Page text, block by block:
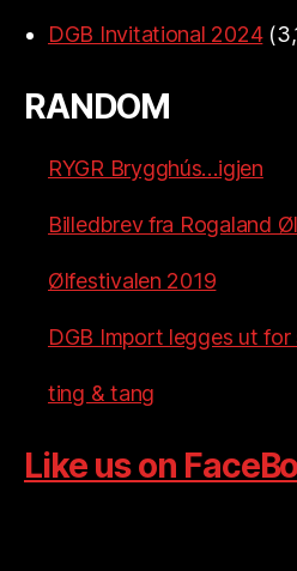
DGB Invitational 2024
RANDOM
RYGR Brygghús…igjen
Billedbrev fra Rogaland
Ølfestivalen 2019
DGB Import legges ut for
ting & tang
Like us on